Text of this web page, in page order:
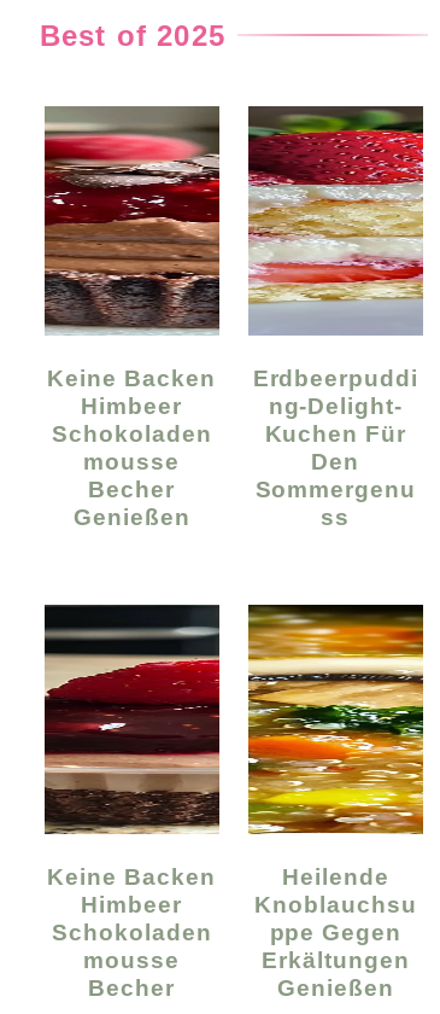
Best of 2025
Keine Backen
Himbeer
Schokoladen
Mousse
Becher
Genießen
Erdbeerpuddi
Ng-Delight-
Kuchen Für
Den
Sommergenu
Ss
Keine Backen
Himbeer
Schokoladen
Mousse
Becher
Heilende
Knoblauchsu
Ppe Gegen
Erkältungen
Genießen